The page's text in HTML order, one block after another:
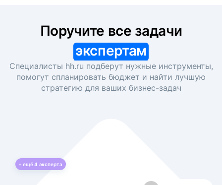
экспертам
Специалисты hh.ru подберут нужные инструменты,
помогут спланировать бюджет и найти лучшую
стратегию для ваших бизнес-задач
+ ещё4 эксперта